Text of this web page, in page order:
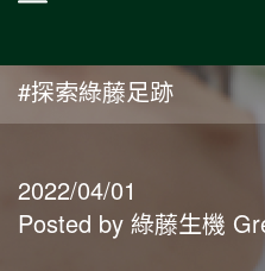
2022/04/01
Posted by 綠藤生機
#探索綠藤足跡